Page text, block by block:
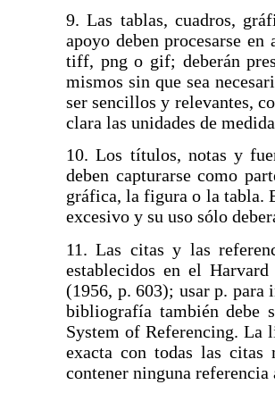
9. Las tablas, cuadros,
apoyo deben procesarse
tiff, png o gif; deberán
mismos sin que sea
ser sencillos y relevantes,
clara las unidades de
10. Los títulos, notas y
deben capturarse como
gráfica, la figura o la tabla.
excesivo y su uso sólo
11. Las citas y las
establecidos en el
(1956, p. 603); usar p. para
bibliografía también debe
System of Referencing. La
exacta con todas las
contener ninguna